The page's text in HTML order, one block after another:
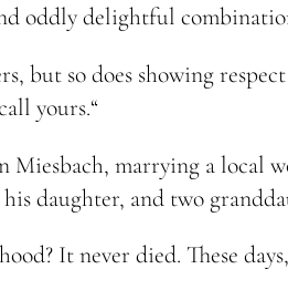
oddly delightful
but so does showing
yours.“
marrying a local
daughter, and two
It never died. These